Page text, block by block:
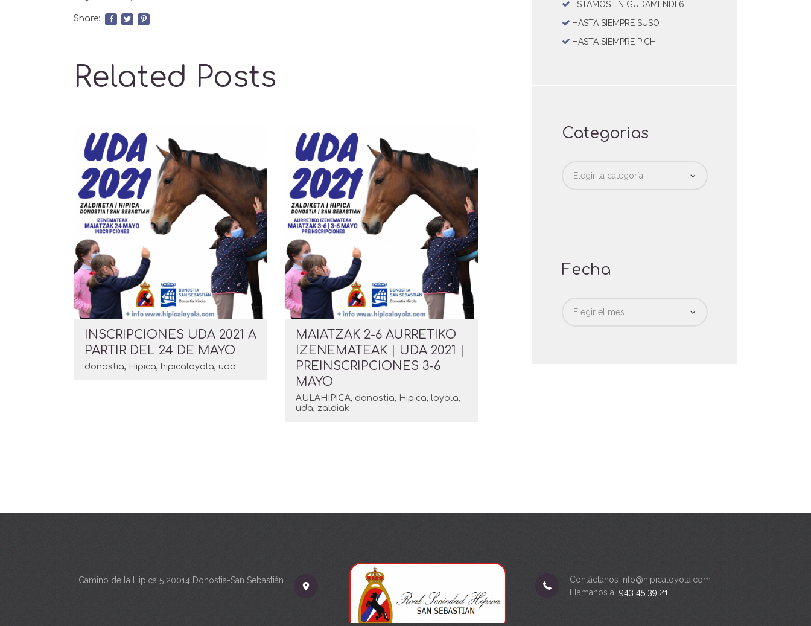
Share:
Related Posts
INSCRIPCIONES UDA 2021 A
PARTIR DEL 24 DE MAYO
donostia, Hipica, hipicaloyola, uda
MAIATZAK 2-6 AURRETIKO
IZENEMATEAK | UDA 2021 |
PREINSCRIPCIONES 3-6
MAYO
AULAHIPICA, donostia, Hipica, loyola,
uda, zaldiak
ESTAMOS EN GUDAMENDI 6
HASTA SIEMPRE SUSO
HASTA SIEMPRE PICHI
Categorias
Fecha
Camino de la Hipica 5 20014 Donostia-San Sebastián
Contáctanos info@hipicaloyola.com
Llámanos al 943 45 39 21